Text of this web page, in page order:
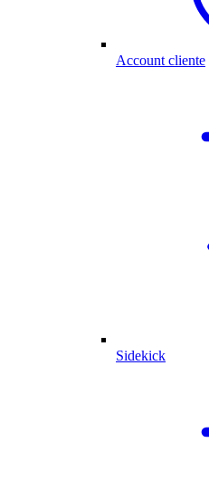
Account cliente
Sidekick